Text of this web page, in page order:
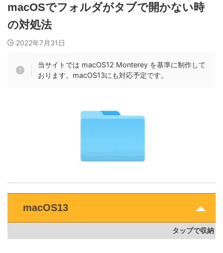
macOSでフォルダがタブで開かない時
の対処法
2022年7月31日
当サイトでは macOS12 Monterey を基準に制作して
おります。macOS13にも対応予定です。
macOS13